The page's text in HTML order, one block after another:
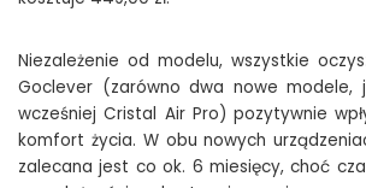
Niezależenie od modelu, wszystkie
Goclever (zarówno dwa nowe modele,
wcześniej Cristal Air Pro) pozytywnie
komfort życia. W obu nowych
zalecana jest co ok. 6 miesięcy, choć